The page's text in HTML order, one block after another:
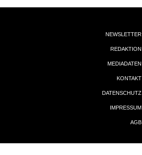
NEWSLETTER
REDAKTION
MEDIADATEN
KONTAKT
DATENSCHUTZ
IMPRESSUM
AGB